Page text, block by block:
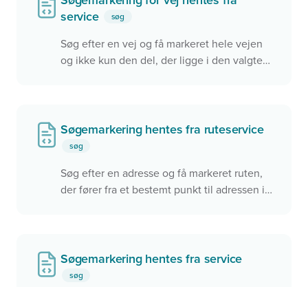
service
søg
Søg efter en vej og få markeret hele vejen
og ikke kun den del, der ligge i den valgte
også være en anden service, der blev
benyttet.
servicen skal bruges.
Søgemarkering hentes fra ruteservice
søg
Søg efter en adresse og få markeret ruten,
der fører fra et bestemt punkt til adressen i
Søgemarkering hentes fra service
søg